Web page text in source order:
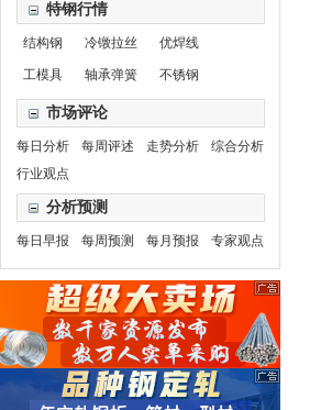
特钢行情
结构钢 冷镦拉丝 优焊线
工模具 轴承弹簧 不锈钢
市场评论
每日分析 每周评述 走势分析
综合分析
行业观点
分析预测
每日早报 每周预测 每月预报 专家观点